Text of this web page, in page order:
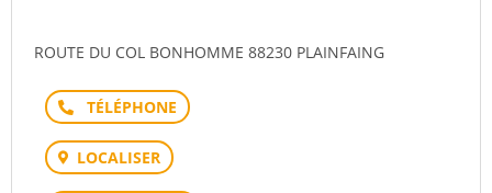
ROUTE DU COL BONHOMME 88230 PLAINFAING
Téléphone
LOCALISER